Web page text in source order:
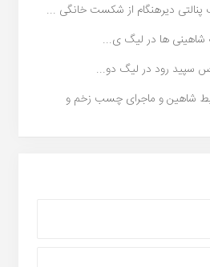
دیرهنگام از شکست خانگی ...
شاهینی ها در لیگ ی...
سپید رود در لیگ دو...
شاهین و ماجرای چسب زخم و